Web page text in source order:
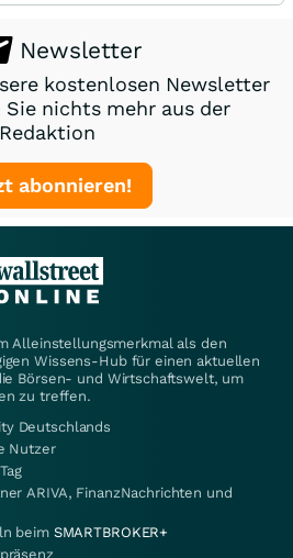
Newsletter
kostenlosen Newsletter
Sie nichts mehr aus der
Redaktion
abonnieren!
Alleinstellungsmerkmal als den
Wissens-Hub für einen aktuellen
Börsen- und Wirtschaftswelt, um
zu treffen.
Deutschlands
Nutzer
ARIVA, FinanzNachrichten und
beim SMARTBROKER+